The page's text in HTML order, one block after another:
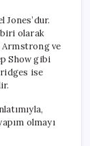
Jones’dur.
biri olarak
Armstrong ve
Show gibi
ise
olmayı